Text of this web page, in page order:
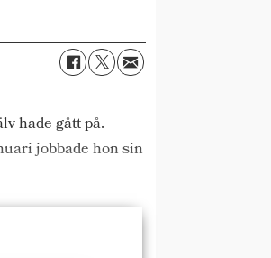
hade gått på.
jobbade hon sin